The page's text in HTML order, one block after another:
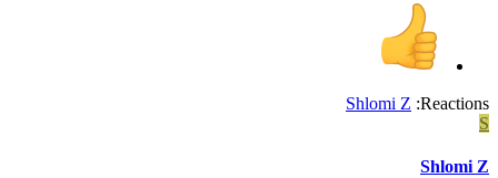
Reactions:
Shlomi Z
S
Shlomi Z